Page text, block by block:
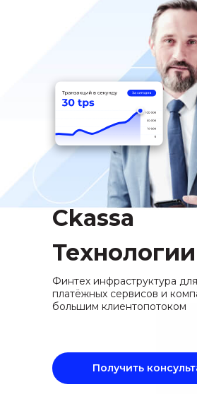
Ckassa
Технологии
Финтех инфраструктура
платёжных сервисов и
большим клиентопотоком
Получить